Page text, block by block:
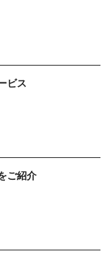
ビス
ご紹介